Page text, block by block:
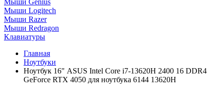
Мыши Genius
Мыши Logitech
Мыши Razer
Мыши Redragon
Клавиатуры
Главная
Ноутбуки
Ноутбук 16" ASUS Intel Core i7-13620H 2400 16 DDR4
GeForce RTX 4050 для ноутбука 6144 13620H